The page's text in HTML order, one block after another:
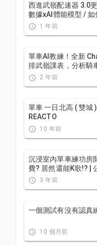
西進武嶺配速器 3.0更新 / NEW 免功
數據xAI體能模型 / 如
儲存功能 / AI全台自
Yeh
1 年前
單車AI教練！全新
排武嶺課表，分析騎
Yeh / feat. 緯緯
2 年前
單車 一日北高 ( 雙城
REACTO
10 年前
沉浸室內單車練功房
3 年前
一個測試有沒有認真
10 個月前